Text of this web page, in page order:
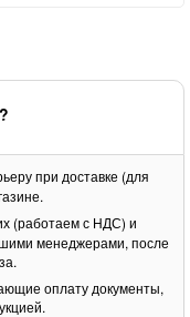
при доставке (для
(работаем с НДС) и
менеджерами, после
оплату документы,